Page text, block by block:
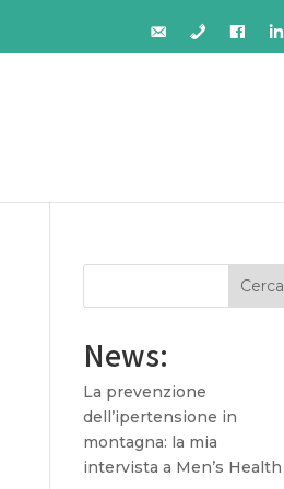
Cerca
News:
La prevenzione
dell’ipertensione in
montagna: la mia
intervista a Men’s Health